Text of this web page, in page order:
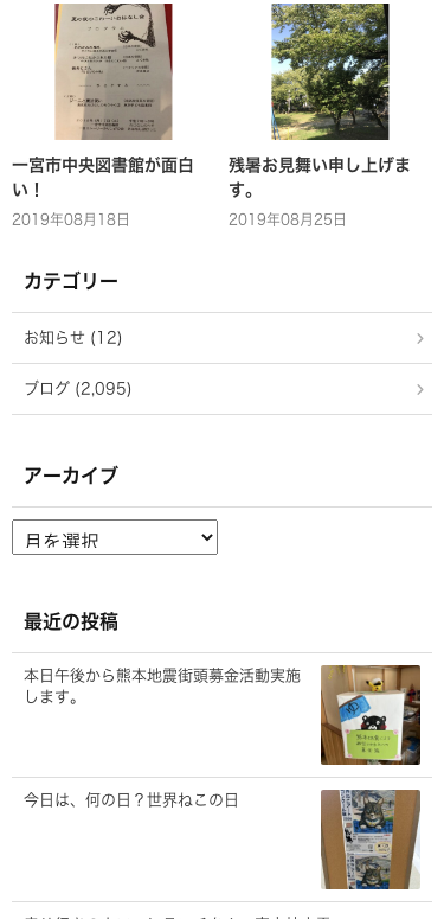
一宮市中央図書館が面白
い！
2019年08月18日
残暑お見舞い申し上げま
す。
2019年08月25日
カテゴリー
お知らせ (12)
ブログ (2,095)
アーカイブ
ー
ブ
最近の投稿
本日午後から熊本地震街頭募金活動実施
します。
今日は、何の日？世界ねこの日